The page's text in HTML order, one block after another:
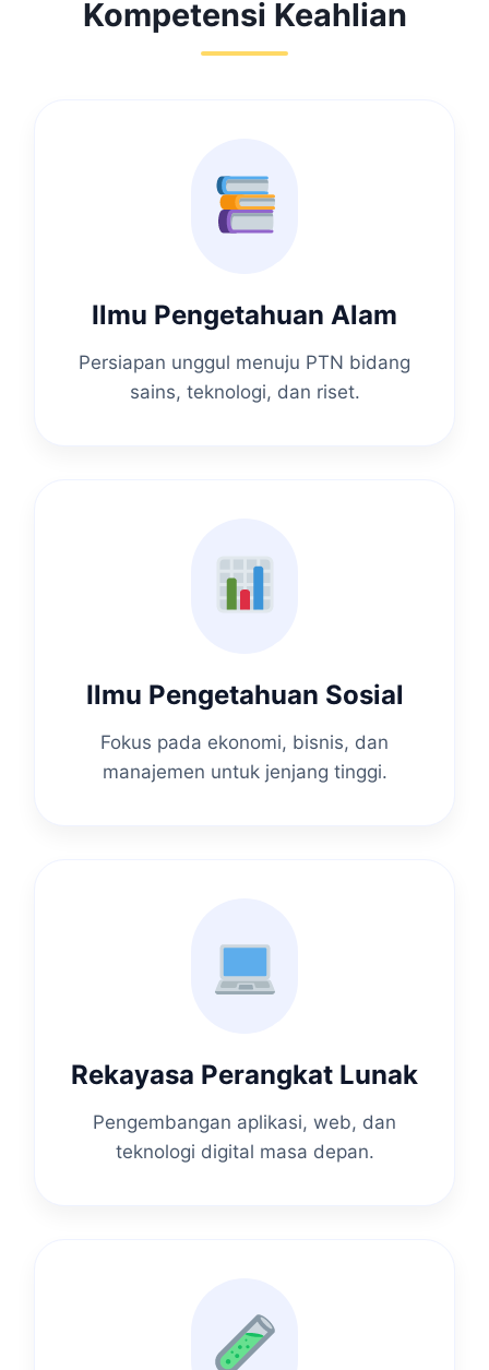
Kompetensi Keahlian
Ilmu Pengetahuan Alam
Persiapan unggul menuju PTN bidang
sains, teknologi, dan riset.
Ilmu Pengetahuan Sosial
Fokus pada ekonomi, bisnis, dan
manajemen untuk jenjang tinggi.
Rekayasa Perangkat Lunak
Pengembangan aplikasi, web, dan
teknologi digital masa depan.